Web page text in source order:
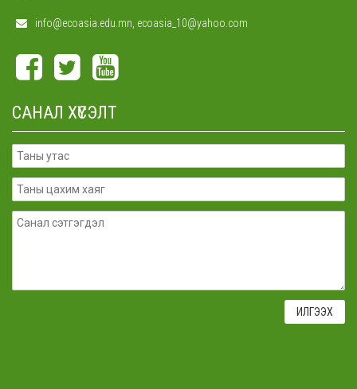
info@ecoasia.edu.mn, ecoasia_10@yahoo.com
САНАЛ ХҮСЭЛТ